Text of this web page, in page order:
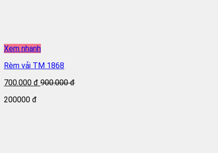
Xem nhanh
Rèm vải TM 1868
700.000 đ 900.000 đ
200000 đ